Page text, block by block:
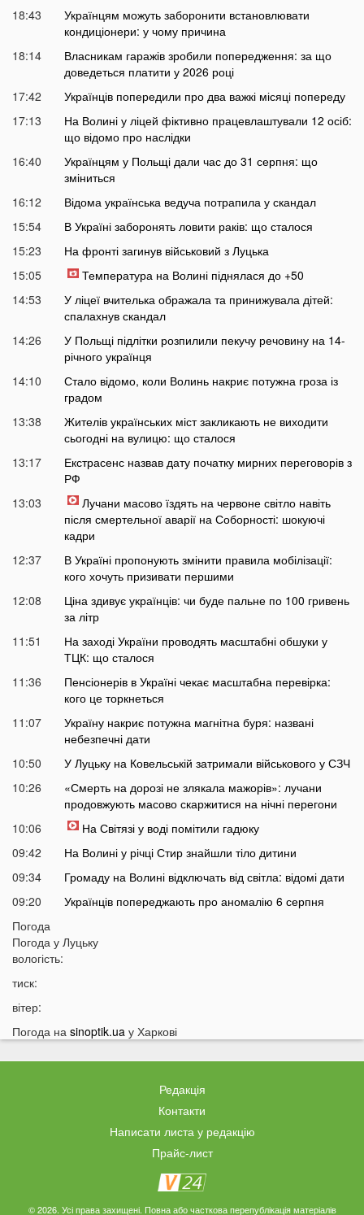
18:43
Українцям можуть заборонити встановлювати
кондиціонери: у чому причина
18:14
Власникам гаражів зробили попередження: за що
доведеться платити у 2026 році
17:42
Українців попередили про два важкі місяці попереду
17:13
На Волині у ліцей фіктивно працевлаштували 12 осіб:
що відомо про наслідки
16:40
Українцям у Польщі дали час до 31 серпня: що
зміниться
16:12
Відома українська ведуча потрапила у скандал
15:54
В Україні заборонять ловити раків: що сталося
15:23
На фронті загинув військовий з Луцька
15:05
Температура на Волині піднялася до +50
14:53
У ліцеї вчителька ображала та принижувала дітей:
спалахнув скандал
14:26
У Польщі підлітки розпилили пекучу речовину на 14-
річного українця
14:10
Стало відомо, коли Волинь накриє потужна гроза із
градом
13:38
Жителів українських міст закликають не виходити
сьогодні на вулицю: що сталося
13:17
Екстрасенс назвав дату початку мирних переговорів з
РФ
13:03
Лучани масово їздять на червоне світло навіть
після смертельної аварії на Соборності: шокуючі
кадри
12:37
В Україні пропонують змінити правила мобілізації:
кого хочуть призивати першими
12:08
Ціна здивує українців: чи буде пальне по 100 гривень
за літр
11:51
На заході України проводять масштабні обшуки у
ТЦК: що сталося
11:36
Пенсіонерів в Україні чекає масштабна перевірка:
кого це торкнеться
11:07
Україну накриє потужна магнітна буря: названі
небезпечні дати
10:50
У Луцьку на Ковельській затримали військового у СЗЧ
10:26
«Смерть на дорозі не злякала мажорів»: лучани
продовжують масово скаржитися на нічні перегони
10:06
На Світязі у воді помітили гадюку
09:42
На Волині у річці Стир знайшли тіло дитини
09:34
Громаду на Волині відключать від світла: відомі дати
09:20
Українців попереджають про аномалію 6 серпня
09:05
вважався зниклим безвісти
21:32
20:21
Ці продукти потрібно викинути через 48 годин: вони
можуть бути небезпечними
кого це стосується
Що категорично заборонено робити на Яблучний
Спас: повний перелік
Водіїв в Україні можуть оштрафувати на 1190 гривень
На Волині рясно ростуть маслюки: показали
місце, де шукати гриби
Погода
Погода у Луцьку
вологість:
тиск:
вітер:
Погода на sinoptik.ua у Харкові
Редакція
Контакти
Написати листа у редакцію
Прайс-лист
© 2026. Усі права захищені. Повна або часткова перепублікація матеріалів